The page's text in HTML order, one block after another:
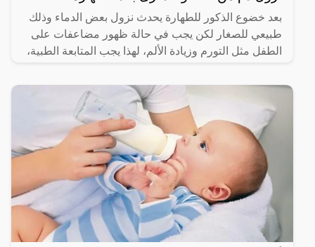
بعد خضوع الذكور للطهارة يحدث نزول بعض الدماء وذلك
طبيعي للصغار لكن يجب في حالة ظهور مضاعفات على
الطفل مثل التورم وزيادة الألم، لهذا يجب المتابعة الطبية،